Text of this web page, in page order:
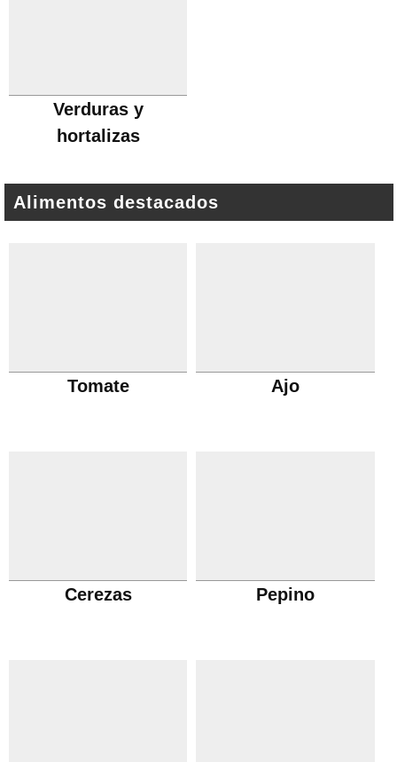
Verduras y
hortalizas
Alimentos destacados
Tomate Ajo
Cerezas Pepino